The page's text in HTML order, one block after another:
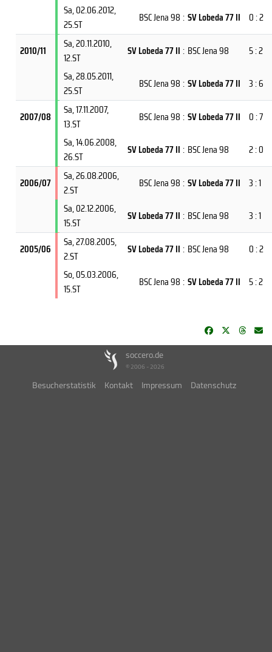
Sa, 02.06.2012,
25.ST
BSC Jena 98 : SV Lobeda 77 II 0 : 2
2010/11 Sa, 20.11.2010,
12.ST
SV Lobeda 77 II : BSC Jena 98
5 : 2
Sa, 28.05.2011,
25.ST
BSC Jena 98 : SV Lobeda 77 II 3 : 6
2007/08 Sa, 17.11.2007,
13.ST
BSC Jena 98 : SV Lobeda 77 II 0 : 7
Sa, 14.06.2008,
26.ST
SV Lobeda 77 II : BSC Jena 98 2 : 0
2006/07 Sa, 26.08.2006,
2.ST
BSC Jena 98 : SV Lobeda 77 II 3 : 1
Sa, 02.12.2006,
15.ST
SV Lobeda 77 II : BSC Jena 98 3 : 1
2005/06 Sa, 27.08.2005,
2.ST
SV Lobeda 77 II : BSC Jena 98
0 : 2
So, 05.03.2006,
15.ST
BSC Jena 98 : SV Lobeda 77 II 5 : 2
soccero.de
© 2006 - 2026
Besucherstatistik Kontakt Impressum Datenschutz